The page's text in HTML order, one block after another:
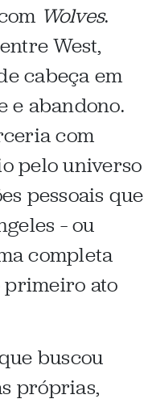
Wolves.
West,
cabeça em
e abandono.
com
pelo universo
pessoais que
– ou
completa
ato
buscou
próprias,